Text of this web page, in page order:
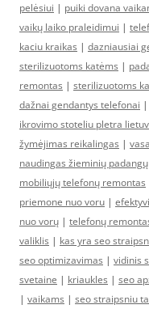
pelėsiui | puiki dovana
vaikų laiko praleidimui |
kaciu kraikas | dazniausiai
sterilizuotoms katėms |
remontas | sterilizuotoms
dažnai gendantys telefonai |
ikrovimo stoteliu pletra
žymėjimas reikalingas |
naudingas žieminių
mobiliųjų telefonų remontas
priemone nuo voru |
nuo vorų | telefonų
valiklis | kas yra seo
seo optimizavimas | vidinis
svetaine | kriaukles | seo
| vaikams | seo straipsniu